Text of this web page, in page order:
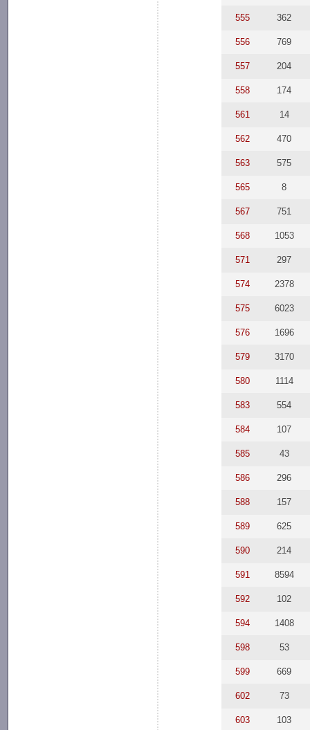
555 362
556 769
557 204
558 174
561 14
562 470
563 575
565 8
567 751
568 1053
571 297
574 2378
575 6023
576 1696
579 3170
580 1114
583 554
584 107
585 43
586 296
588 157
589 625
590 214
591 8594
592 102
594 1408
598 53
599 669
602 73
603 103